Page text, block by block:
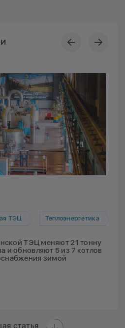
ТЭЦ Теплоэнергетика
ТЭЦ меняют 21 тонну
и обновляют 5 из 7 котлов
зимой
статья